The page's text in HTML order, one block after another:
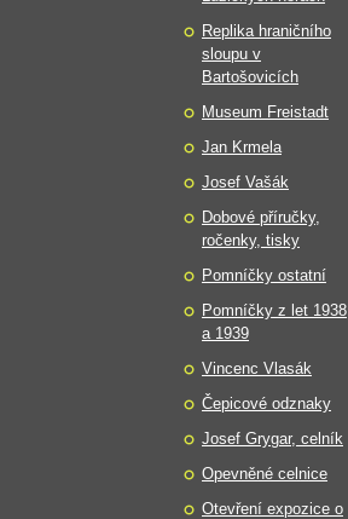
Replika hraničního
sloupu v
Bartošovicích
Museum Freistadt
Jan Krmela
Josef Vašák
Dobové příručky,
ročenky, tisky
Pomníčky ostatní
Pomníčky z let 1938
a 1939
Vincenc Vlasák
Čepicové odznaky
Josef Grygar, celník
Opevněné celnice
Otevření expozice o